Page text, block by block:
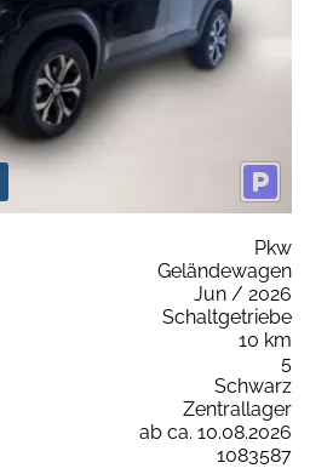
Pkw
Geländewagen
Jun / 2026
Schaltgetriebe
10 km
5
Schwarz
Zentrallager
ab ca. 10.08.2026
1083587